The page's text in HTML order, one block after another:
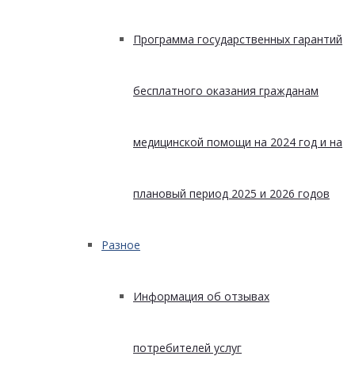
Программа государственных гарантий
бесплатного оказания гражданам
медицинской помощи на 2024 год и на
плановый период 2025 и 2026 годов
Разное
Информация об отзывах
потребителей услуг